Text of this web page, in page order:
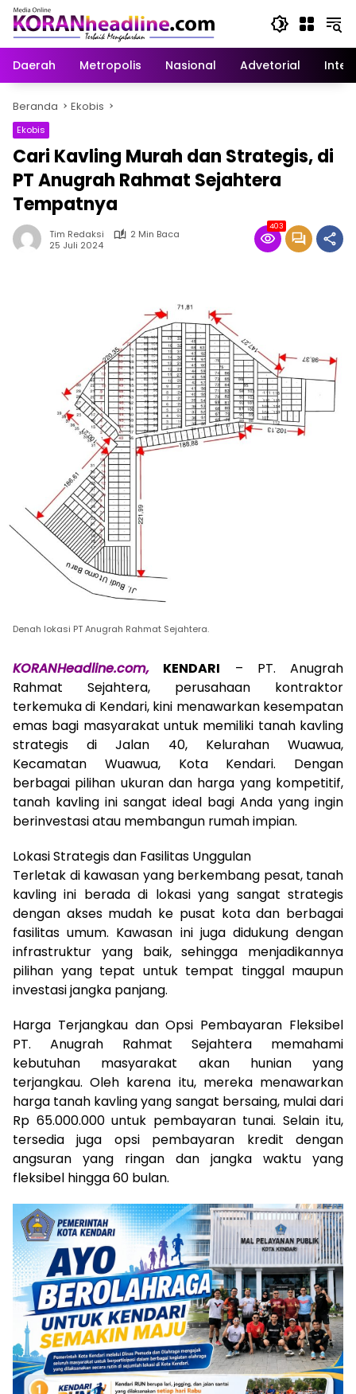
Langsung
konten
Daerah
Metropolis Nasional Advetorial
Beranda Ekobis
Ekobis
Cari Kavling Murah dan Strategis, di
PT Anugrah Rahmat Sejahtera
Tempatnya
Tim Redaksi
2 Min Baca
25 Juli 2024
403
Denah lokasi PT Anugrah Rahmat Sejahtera.
KORANHeadline.com, KENDARI – PT. Anugrah
Rahmat Sejahtera, perusahaan kontraktor
terkemuka di Kendari, kini menawarkan kesempatan
emas bagi masyarakat untuk memiliki tanah kavling
strategis di Jalan 40, Kelurahan Wuawua,
Kecamatan Wuawua, Kota Kendari. Dengan
berbagai pilihan ukuran dan harga yang kompetitif,
tanah kavling ini sangat ideal bagi Anda yang ingin
berinvestasi atau membangun rumah impian.
Lokasi Strategis dan Fasilitas Unggulan
Terletak di kawasan yang berkembang pesat, tanah
kavling ini berada di lokasi yang sangat strategis
dengan akses mudah ke pusat kota dan berbagai
fasilitas umum. Kawasan ini juga didukung dengan
infrastruktur yang baik, sehingga menjadikannya
pilihan yang tepat untuk tempat tinggal maupun
investasi jangka panjang.
Harga Terjangkau dan Opsi Pembayaran Fleksibel
PT. Anugrah Rahmat Sejahtera memahami
kebutuhan masyarakat akan hunian yang
terjangkau. Oleh karena itu, mereka menawarkan
harga tanah kavling yang sangat bersaing, mulai dari
Rp 65.000.000 untuk pembayaran tunai. Selain itu,
tersedia juga opsi pembayaran kredit dengan
angsuran yang ringan dan jangka waktu yang
fleksibel hingga 60 bulan.